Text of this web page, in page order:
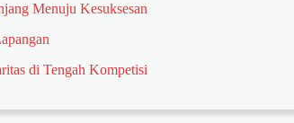
Menuju Kesuksesan
di Tengah Kompetisi